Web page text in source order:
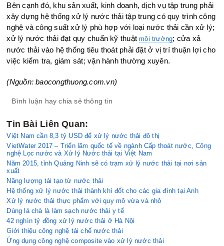
Bên cạnh đó, khu sản xuất, kinh doanh, dịch vụ tập trung phải
xây dựng hệ thống xử lý nước thải tập trung có quy trình công
nghệ và công suất xử lý phù hợp với loại nước thải cần xử lý;
xử lý nước thải đạt quy chuẩn kỹ thuậtmôi trường; cửa xả
nước thải vào hệ thống tiêu thoát phải đặt ở vị trí thuận lợi cho
việc kiểm tra, giám sát; vận hành thường xuyên.
(Nguồn: baocongthuong.com.vn)
Bình luận hay chia sẻ thông tin
Tin Bài Liên Quan:
Việt Nam cần 8,3 tỷ USD để xử lý nước thải đô thị
VietWater 2017 – Triển lãm quốc tế về ngành Cấp thoát nước, Công
nghệ Lọc nước và Xử lý Nước thải tại Việt Nam
Năm 2015, tỉnh Quảng Ninh sẽ có trạm xử lý nước thải tại nơi sản
xuất
Năng lượng tái tạo từ nước thải
Hệ thống xử l‎ý nước thải thành khí đốt cho các gia đình tại Anh
Xử lý nước thải thực phẩm với quy mô vừa và nhỏ
Dùng lá chà là làm sạch nước thải y tế
42 nghìn tỷ đồng xử lý nước thải ở Hà Nội
Giới thiệu công nghệ tái chế nước thải
Ứng dụng công nghệ composite vào xử lý nước thải